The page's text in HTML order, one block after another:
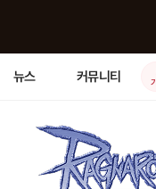
뉴스 커뮤니티